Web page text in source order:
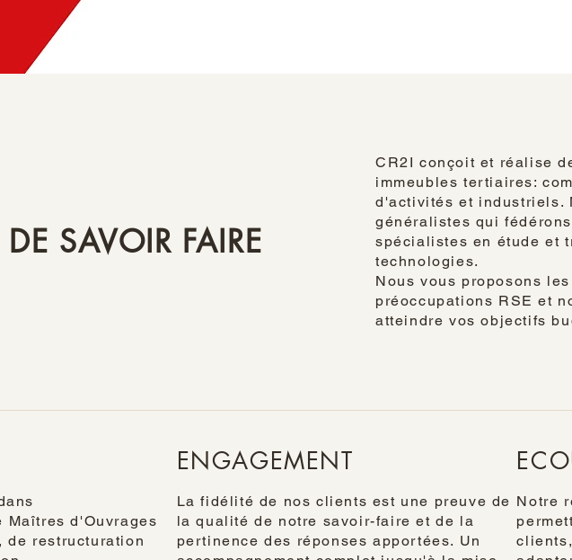
SAVOIR FAIRE
CR2I conçoit et réalise
immeubles tertiaires:
d'activités et industriels.
généralistes qui
spécialistes en étude et
technologies.
Nous vous proposons
préoccupations RSE et
atteindre vos objectifs
Maîtres d'Ouvrages
de restructuration
La fidélité de nos clients est une preuve de
la qualité de notre savoir-faire et de la
pertinence des réponses apportées. Un
ENGAGEMENT
Notre